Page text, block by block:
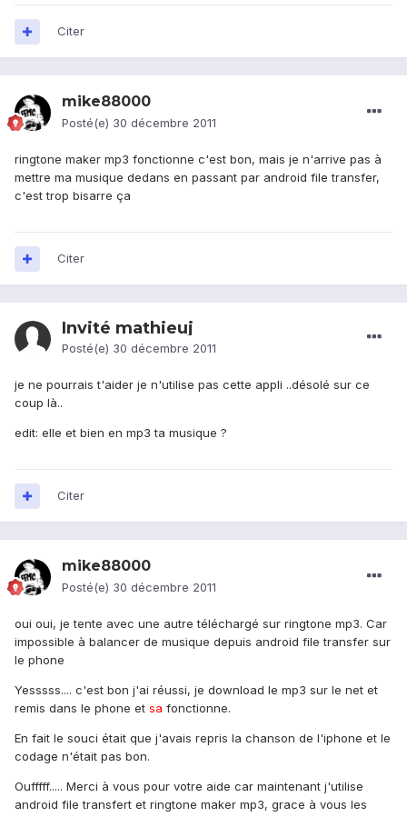
Citer
mike88000
Posté(e) 30 décembre 2011
ringtone maker mp3 fonctionne c'est bon, mais je n'arrive pas à
mettre ma musique dedans en passant par android file transfer,
c'est trop bisarre ça
Citer
Invité mathieuj
Posté(e) 30 décembre 2011
je ne pourrais t'aider je n'utilise pas cette appli ..désolé sur ce
coup là..
edit: elle et bien en mp3 ta musique ?
Citer
mike88000
Posté(e) 30 décembre 2011
oui oui, je tente avec une autre téléchargé sur ringtone mp3. Car
impossible à balancer de musique depuis android file transfer sur
le phone
Yesssss.... c'est bon j'ai réussi, je download le mp3 sur le net et
remis dans le phone et sa fonctionne.
En fait le souci était que j'avais repris la chanson de l'iphone et le
codage n'était pas bon.
Oufffff..... Merci à vous pour votre aide car maintenant j'utilise
android file transfert et ringtone maker mp3, grace à vous les